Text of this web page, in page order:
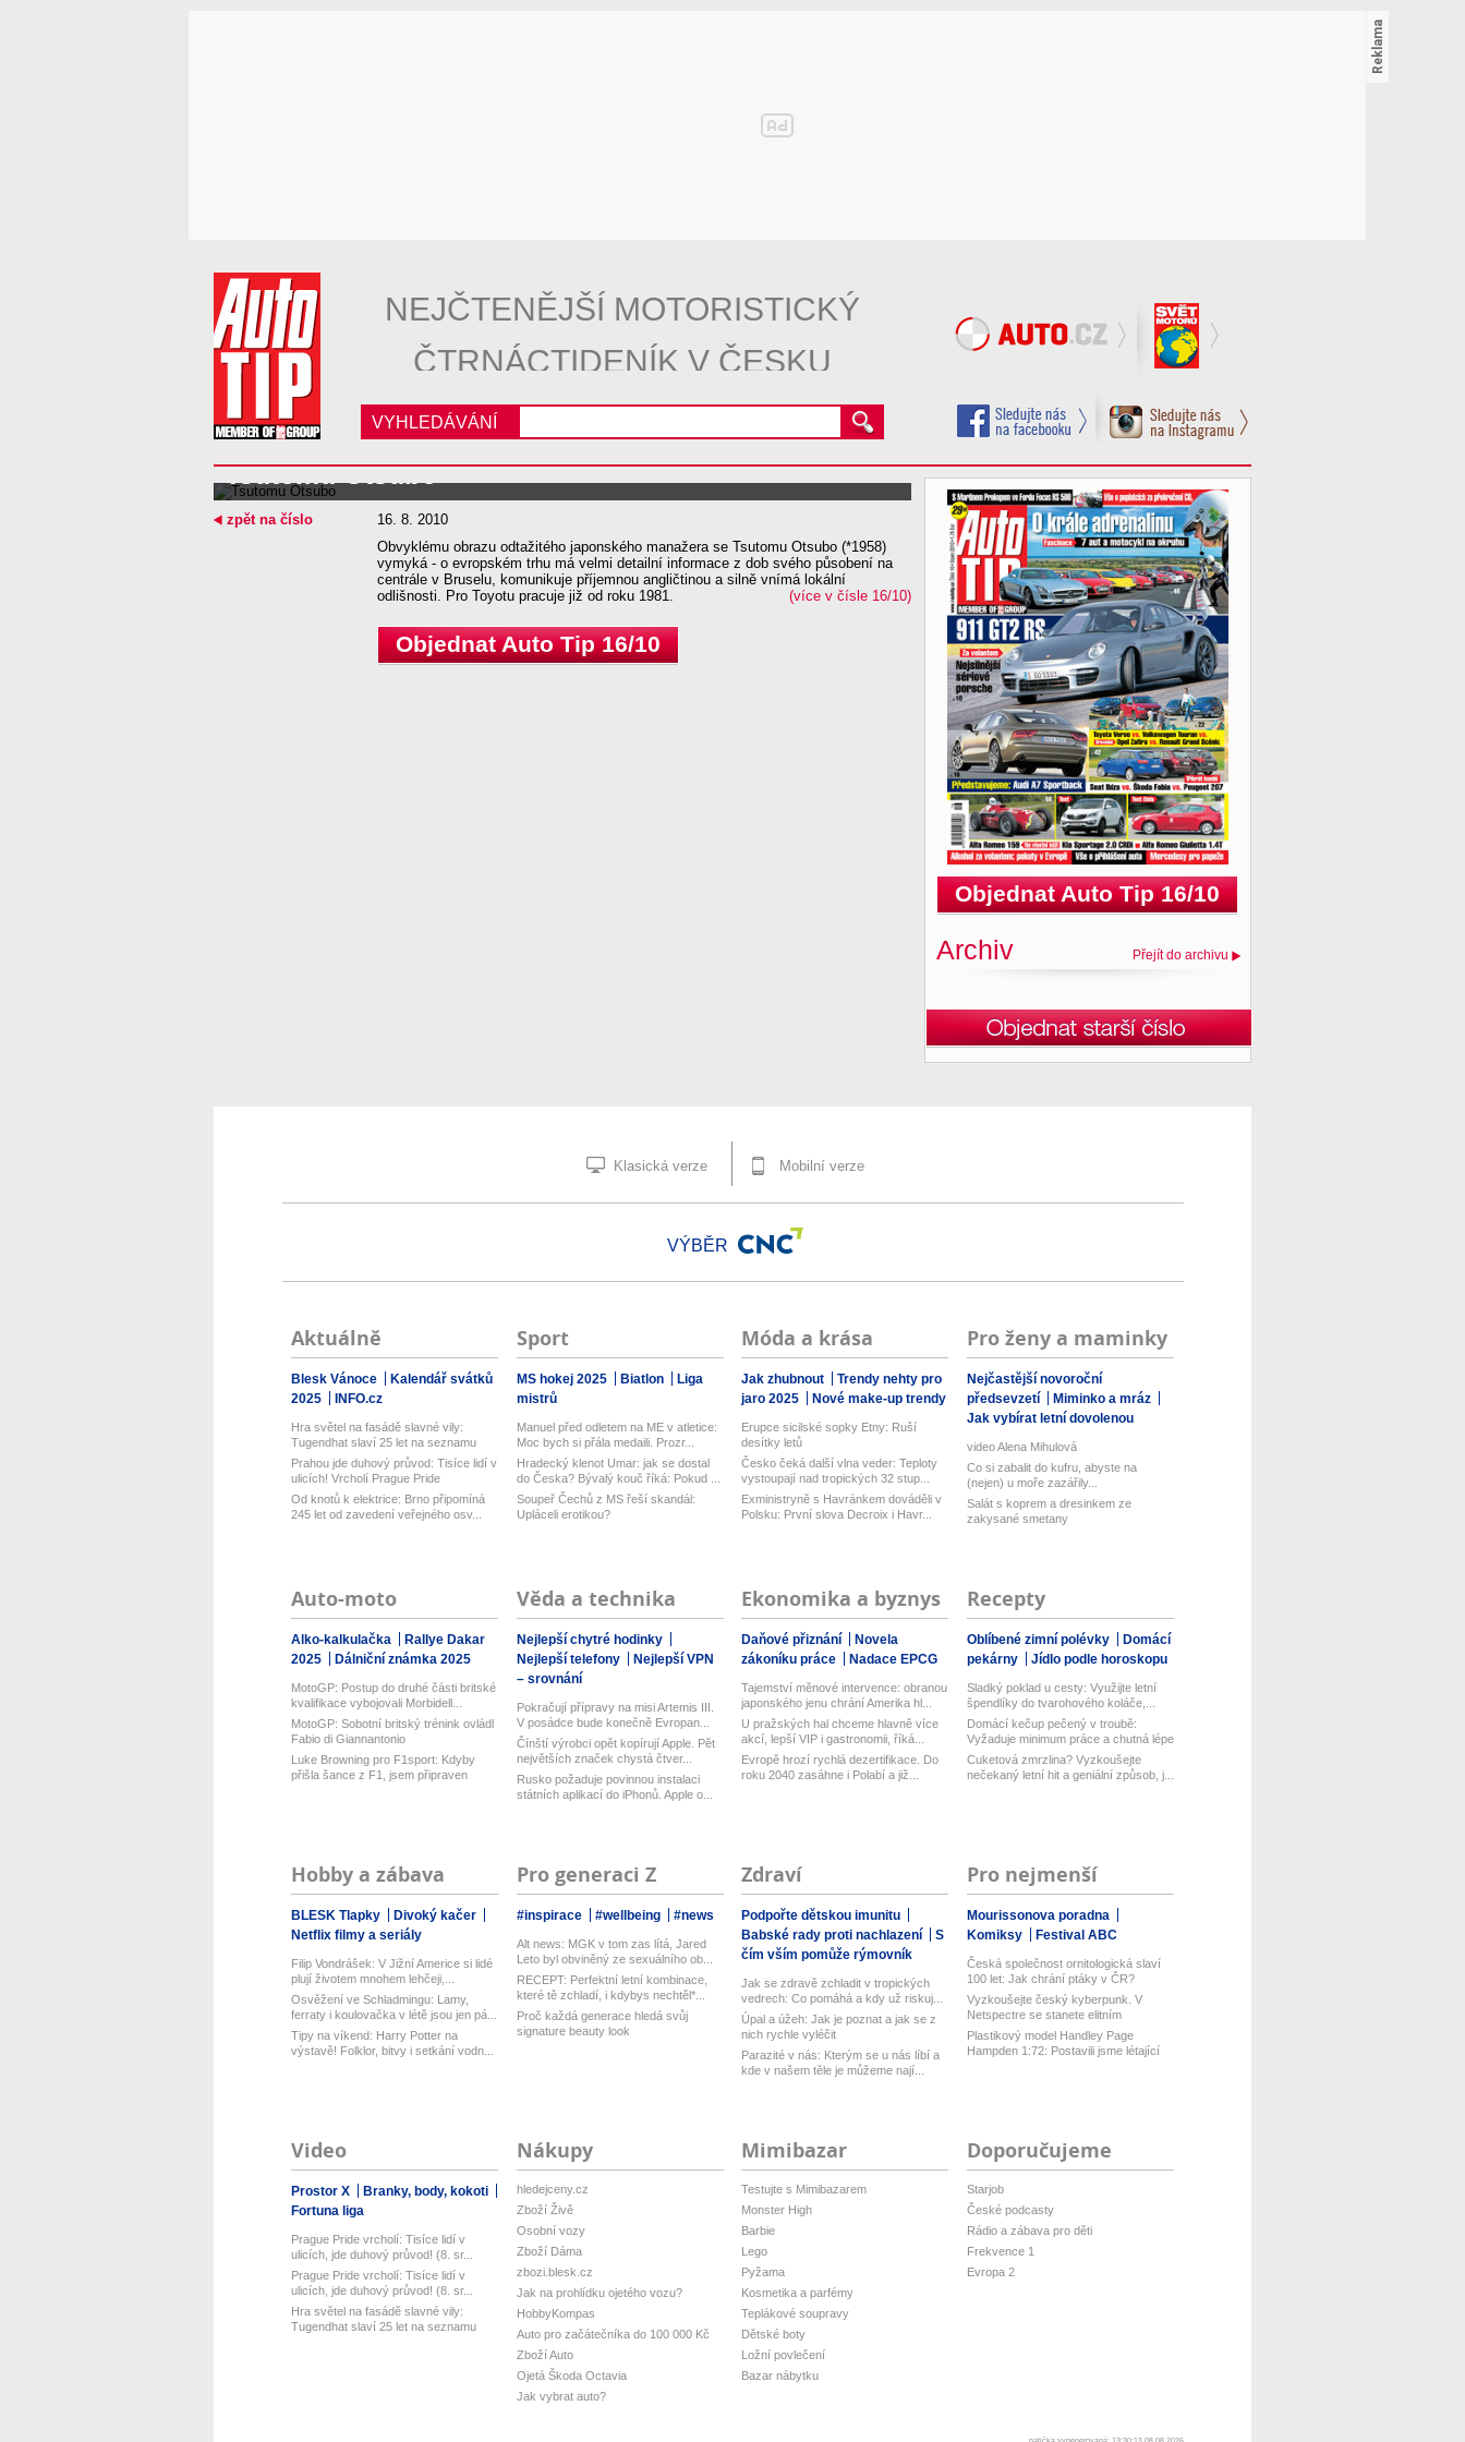
NEJČTENĚJŠÍ MOTORISTICKÝ
ČTRNÁCTIDENÍK V ČESKU
VYHLEDÁVÁNÍ
Tsutomu Otsubo
16. 8. 2010
Obvyklému obrazu odtažitého japonského manažera se Tsutomu Otsubo (*1958)
vymyká - o evropském trhu má velmi detailní informace z dob svého působení na
centrále v Bruselu, komunikuje příjemnou angličtinou a silně vnímá lokální
odlišnosti. Pro Toyotu pracuje již od roku 1981.
(více v čísle 16/10)
Objednat Auto Tip 16/10
zpět na číslo
Objednat Auto Tip 16/10
Archiv Přejít do archivu
Klasická verze Mobilní verze
VÝBĚR
Aktuálně
Blesk Vánoce
Kalendář svátků
2025
INFO.cz
Hra světel na fasádě slavné vily:
Tugendhat slaví 25 let na seznamu
UN...
Prahou jde duhový průvod: Tisíce lidí v
ulicích! Vrcholí Prague Pride
Od knotů k elektrice: Brno připomíná
245 let od zavedení veřejného osv...
Sport
MS hokej 2025 Biatlon
Liga
mistrů
Manuel před odletem na ME v atletice:
Moc bych si přála medaili. Prozr...
Hradecký klenot Umar: jak se dostal
do Česka? Bývalý kouč říká: Pokud ...
Soupeř Čechů z MS řeší skandál:
Upláceli erotikou?
Móda a krása
Jak zhubnout
Trendy nehty pro
jaro 2025
Nové make-up trendy
Erupce sicilské sopky Etny: Ruší
desítky letů
Česko čeká další vlna veder: Teploty
vystoupají nad tropických 32 stup...
Exministryně s Havránkem dováděli v
Polsku: První slova Decroix i Havr...
Pro ženy a maminky
Nejčastější novoroční
předsevzetí
Miminko a mráz
Jak vybírat letní dovolenou
video Alena Mihulová
Co si zabalit do kufru, abyste na
(nejen) u moře zazářily...
Salát s koprem a dresinkem ze
zakysané smetany
Auto-moto
Alko-kalkulačka
Rallye Dakar
2025
Dálniční známka 2025
MotoGP: Postup do druhé části britské
kvalifikace vybojovali Morbidell...
MotoGP: Sobotní britský trénink ovládl
Fabio di Giannantonio
Luke Browning pro F1sport: Kdyby
přišla šance z F1, jsem připraven
Věda a technika
Nejlepší chytré hodinky
Nejlepší telefony
Nejlepší VPN
– srovnání
Pokračují přípravy na misi Artemis III.
V posádce bude konečně Evropan...
Čínští výrobci opět kopírují Apple. Pět
největších značek chystá čtver...
Rusko požaduje povinnou instalaci
státních aplikací do iPhonů. Apple o...
Ekonomika a byznys
Daňové přiznání
Novela
zákoníku práce
Nadace EPCG
Tajemství měnové intervence: obranou
japonského jenu chrání Amerika hl...
U pražských hal chceme hlavně více
akcí, lepší VIP i gastronomii, říká...
Evropě hrozí rychlá dezertifikace. Do
roku 2040 zasáhne i Polabí a již...
Recepty
Oblíbené zimní polévky
Domácí
pekárny
Jídlo podle horoskopu
Sladký poklad u cesty: Využijte letní
špendlíky do tvarohového koláče,...
Domácí kečup pečený v troubě:
Vyžaduje minimum práce a chutná lépe
než...
Cuketová zmrzlina? Vyzkoušejte
nečekaný letní hit a geniální způsob, j...
Hobby a zábava
BLESK Tlapky
Divoký kačer
Netflix filmy a seriály
Filip Vondrášek: V Jižní Americe si lidé
plují životem mnohem lehčeji,...
Osvěžení ve Schladmingu: Lamy,
ferraty i koulovačka v létě jsou jen pá...
Tipy na víkend: Harry Potter na
výstavě! Folklor, bitvy i setkání vodn...
Pro generaci Z
#inspirace #wellbeing #news
Alt news: MGK v tom zas lítá, Jared
Leto byl obviněný ze sexuálního ob...
RECEPT: Perfektní letní kombinace,
které tě zchladí, i kdybys nechtěl*...
Proč každá generace hledá svůj
signature beauty look
Zdraví
Podpořte dětskou imunitu
Babské rady proti nachlazení
S
čím vším pomůže rýmovník
Jak se zdravě zchladit v tropických
vedrech: Co pomáhá a kdy už riskuj...
Úpal a úžeh: Jak je poznat a jak se z
nich rychle vyléčit
Parazité v nás: Kterým se u nás líbí a
kde v našem těle je můžeme nají...
Pro nejmenší
Mourissonova poradna
Komiksy
Festival ABC
Česká společnost ornitologická slaví
100 let: Jak chrání ptáky v ČR?
Vyzkoušejte český kyberpunk. V
Netspectre se stanete elitním
hackerem ...
Plastikový model Handley Page
Hampden 1:72: Postavili jsme létající
Video
Prostor X
Branky, body, kokoti
Fortuna liga
Prague Pride vrcholí: Tisíce lidí v
ulicích, jde duhový průvod! (8. sr...
Prague Pride vrcholí: Tisíce lidí v
ulicích, jde duhový průvod! (8. sr...
Hra světel na fasádě slavné vily:
Tugendhat slaví 25 let na seznamu
Nákupy
hledejceny.cz
Zboží Živě
Osobní vozy
Zboží Dáma
zbozi.blesk.cz
Jak na prohlídku ojetého vozu?
HobbyKompas
Auto pro začátečníka do 100 000 Kč
Zboží Auto
Ojetá Škoda Octavia
Jak vybrat auto?
Mimibazar
Testujte s Mimibazarem
Monster High
Barbie
Lego
Pyžama
Kosmetika a parfémy
Teplákové soupravy
Dětské boty
Ložní povlečení
Bazar nábytku
Doporučujeme
Starjob
České podcasty
Rádio a zábava pro děti
Frekvence 1
Evropa 2
patička vygenerovaná: 13:30:13 08.08.2026